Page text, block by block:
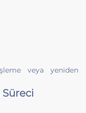
veya yeniden